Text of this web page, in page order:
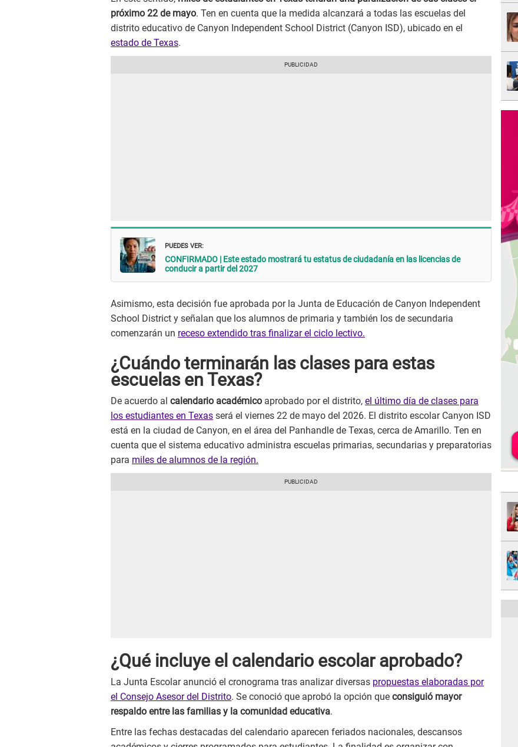
próximo 22 de mayo. Ten en cuenta que la medida alcanzará a todas las escuelas del
distrito educativo de Canyon Independent School District (Canyon ISD), ubicado en el
estado de Texas.
PUEDES VER:
CONFIRMADO | Este estado mostrará tu estatus de ciudadanía en las licencias de
conducir a partir del 2027
Asimismo, esta decisión fue aprobada por la Junta de Educación de Canyon Independent
School District y señalan que los alumnos de primaria y también los de secundaria
comenzarán un receso extendido tras finalizar el ciclo lectivo.
¿Cuándo terminarán las clases para estas
escuelas en Texas?
De acuerdo al calendario académico aprobado por el distrito, el último día de clases para
los estudiantes en Texas será el viernes 22 de mayo del 2026. El distrito escolar Canyon ISD
está en la ciudad de Canyon, en el área del Panhandle de Texas, cerca de Amarillo. Ten en
cuenta que el sistema educativo administra escuelas primarias, secundarias y preparatorias
para miles de alumnos de la región.
¿Qué incluye el calendario escolar aprobado?
La Junta Escolar anunció el cronograma tras analizar diversas propuestas elaboradas por
el Consejo Asesor del Distrito. Se conoció que aprobó la opción que consiguió mayor
respaldo entre las familias y la comunidad educativa.
Entre las fechas destacadas del calendario aparecen feriados nacionales, descansos